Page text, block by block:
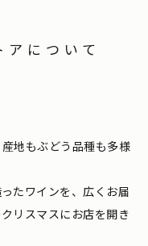
について
地もぶどう品種も多様
たワインを、広くお届
リスマスにお店を開き